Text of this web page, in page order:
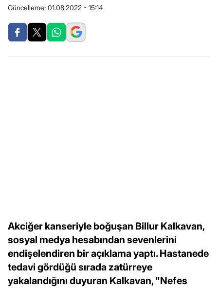
Güncelleme: 01.08.2022 - 15:14
Akciğer kanseriyle boğuşan Billur Kalkavan,
sosyal medya hesabından sevenlerini
endişelendiren bir açıklama yaptı. Hastanede
tedavi gördüğü sırada zatürreye
yakalandığını duyuran Kalkavan, "Nefes